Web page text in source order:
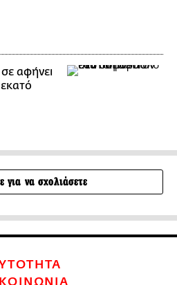
αφήνει
για να σχολιάσετε